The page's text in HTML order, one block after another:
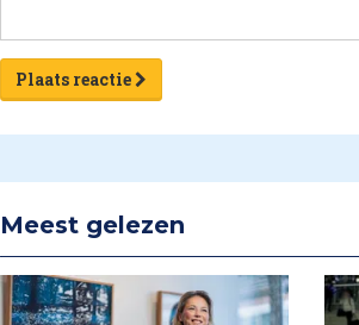
Plaats reactie
Meest gelezen